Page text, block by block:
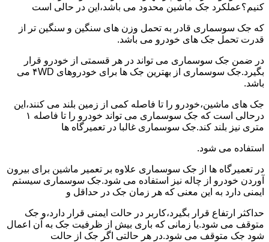
کنیم؟عملکرد جک ماشین محدود می باشد،این در حالی است
که جک سوسماری قادر به تحمل وزن های سنگین و سنگین تر از
قدرت تحمل جک های خودرو می باشد.
در ضمن جک سوسماری می تواند در هر قسمتی از خودرو قرار
بگیرد.جک سوسماری از بهترین جک ها برای خودروهای ۴WD می
باشد.
جک های ماشین،خودرو را تا فاصله کمی از زمین بلند می کنند،این
درحالی است که جک سوسماری می تواند خودرو را تا فاصله ۱
متری نیز بلند کند.جک سوسماری غالبا در تعمیرگاه ها
استفاده می شود.
در تعمیرگاه ها از جک سوسماری علاوه بر تعمیر ماشین برای بیرون
آوردن خودرو از چاله نیز استفاده می شود.جک سوسماری سیستم
ایمنی دارد به این معنی که هر زمان جک در حداقل و
حداکثر ارتفاع قرار بگیرد،کاربر در حالت ایمنی قرار دارد،و جک
متوقف می شود.یا زمانی که باری بیش از ظرفیت جک به آن اعمال
شود جک متوقف می شود.در هر حالتی اگر جک از حالت